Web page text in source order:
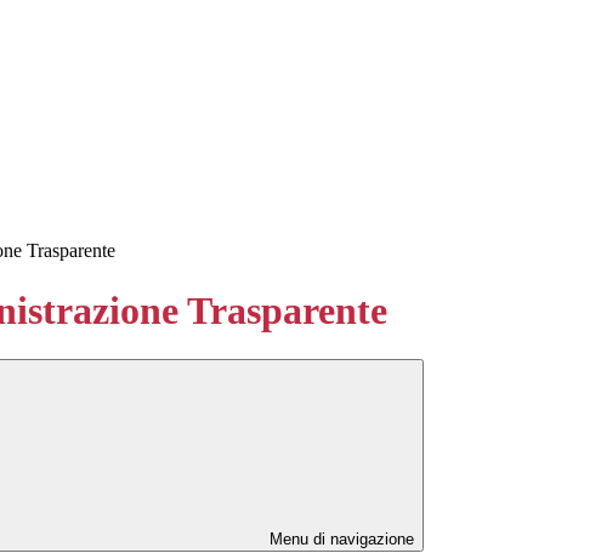
Trasparente
Trasparente
Menu di navigazione